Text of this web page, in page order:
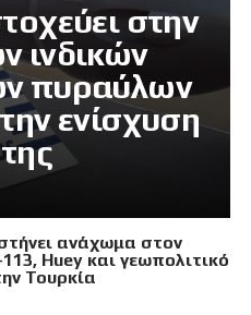
στην
ινδικών
πυραύλων
ενίσχυση
ανάχωμα στον
Huey και γεωπολιτικό
Τουρκία